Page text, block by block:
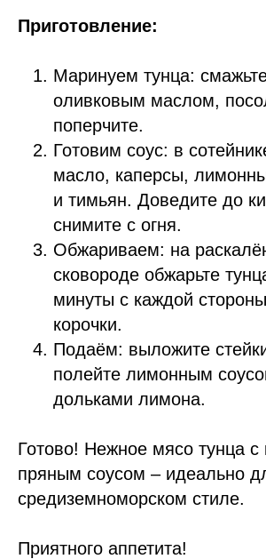
Приготовление:
Маринуем тунца:
оливковым маслом,
поперчите.
Готовим соус: в
масло, каперсы,
и тимьян. Доведите до
снимите с огня.
Обжариваем: на
сковороде обжарьте
минуты с каждой
корочки.
Подаём: выложите
полейте лимонным
дольками лимона.
Готово! Нежное мясо тунца с
пряным соусом – идеально
средиземноморском стиле.
Приятного аппетита!